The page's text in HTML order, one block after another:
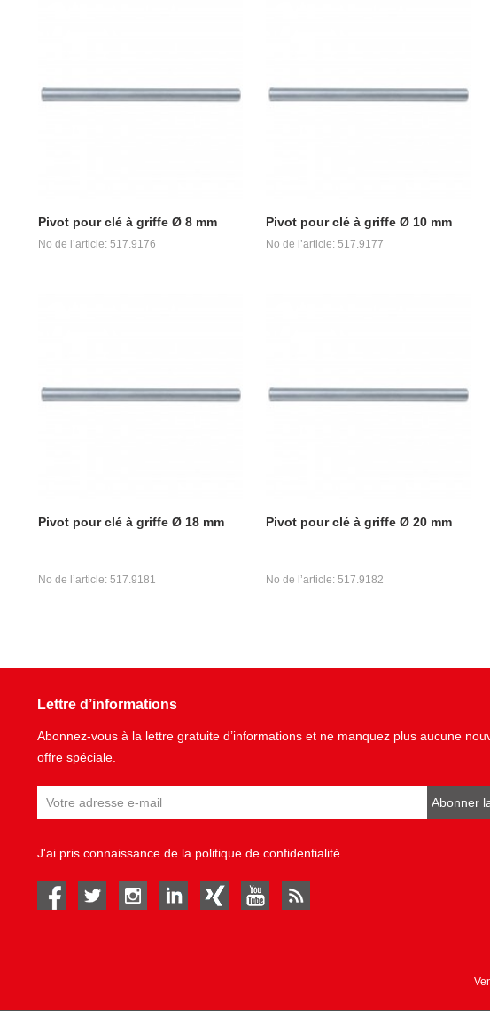
Pivot pour clé à griffe Ø 8 mm
No de l’article: 517.9176
Pivot pour clé à griffe Ø 10 mm
No de l’article: 517.9177
Pivot pour clé à griffe Ø 18 mm
No de l’article: 517.9181
Pivot pour clé à griffe Ø 20 mm
No de l’article: 517.9182
Lettre d’informations
Abonnez-vous à la lettre gratuite d’informations et ne manquez plus aucune
offre spéciale.
Abonner
J'ai pris connaissance de la politique de confidentialité.
facebook twitter instagramlinked in Xing youtube